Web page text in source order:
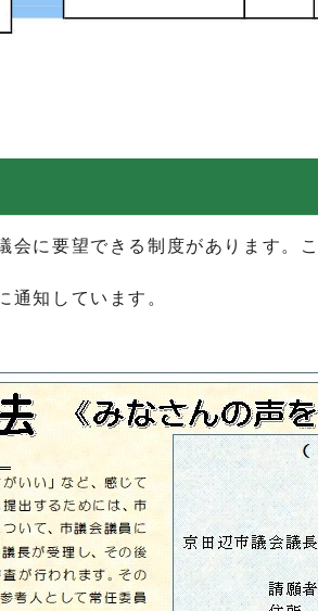
に要望できる制度があります。
知しています。